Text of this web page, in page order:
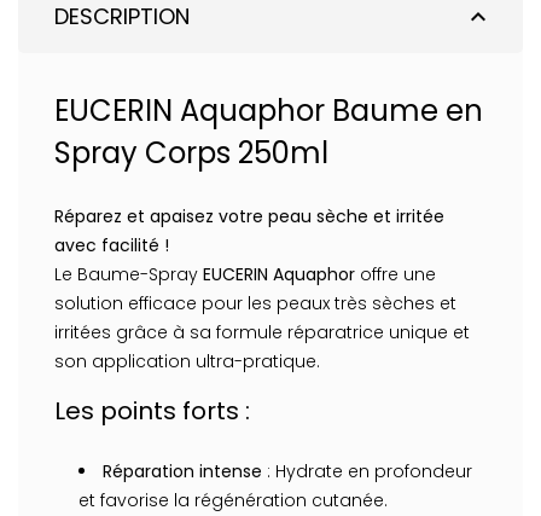
expand_less
DESCRIPTION
EUCERIN Aquaphor Baume en
Spray Corps 250ml
Réparez et apaisez votre peau sèche et irritée
avec facilité !
Le Baume-Spray EUCERIN Aquaphor offre une
solution efficace pour les peaux très sèches et
irritées grâce à sa formule réparatrice unique et
son application ultra-pratique.
Les points forts :
Réparation intense : Hydrate en profondeur
et favorise la régénération cutanée.